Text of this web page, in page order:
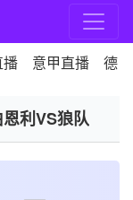
播 意甲直播 德
利VS狼队